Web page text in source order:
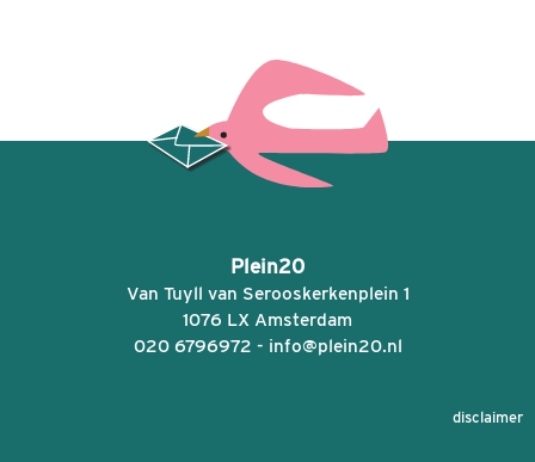
De praktijkvoering en kennis worden
getoetst. Verdere informatie hierover is te
onder het kopje Medewerkers. Naast de ruime